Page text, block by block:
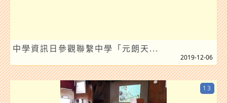
中學資訊日參觀聯繫中學「元朗天...
2019-12-06
13